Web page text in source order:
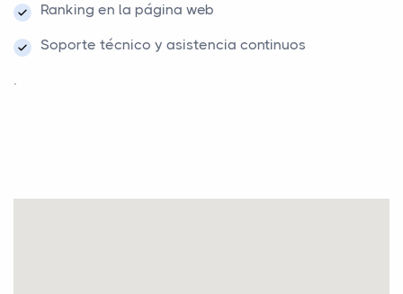
Ranking en la página web
Soporte técnico y asistencia continuos
.